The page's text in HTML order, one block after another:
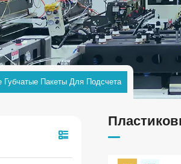
Губчатые Пакеты Для Подсчета